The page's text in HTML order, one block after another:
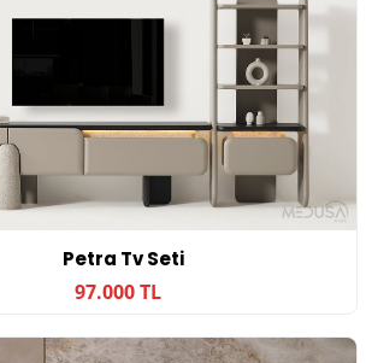
Petra Tv Seti
97.000 TL